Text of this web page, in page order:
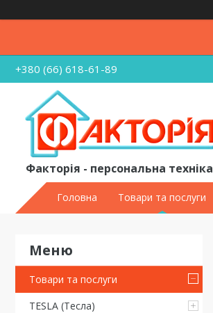
+380 (66) 618-61-89
Факторія - персональна техніка
Головна Товари та послуги
Товари та послуги
TESLA (Тесла)